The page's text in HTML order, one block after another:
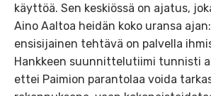
käyttöä. Sen keskiössä on ajatus,
Aino Aaltoa heidän koko uransa
ensisijainen tehtävä on palvella
Hankkeen suunnittelutiimi tunnisti
ettei Paimion parantolaa voida